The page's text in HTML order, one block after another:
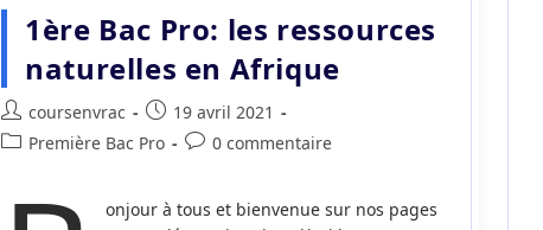
1ère Bac Pro: les ressources
naturelles en Afrique
Auteur/autrice
de
coursenvrac
Publication
publiée :
19 avril 2021
PostPremière Bac Pro
Commentaires
publication :
0 commentaire
onjour à tous et bienvenue sur nos pages